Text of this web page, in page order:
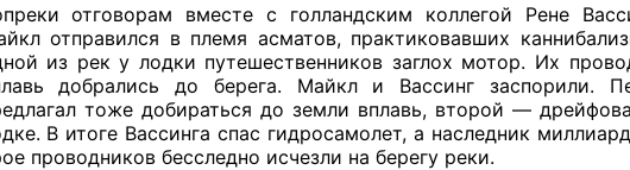
отговорам вместе с голландским коллегой Рене
отправился в племя асматов, практиковавших
из рек у лодки путешественников заглох мотор. Их
добрались до берега. Майкл и Вассинг заспорили.
тоже добираться до земли вплавь, второй —
В итоге Вассинга спас гидросамолет, а наследник
проводников бесследно исчезли на берегу реки.